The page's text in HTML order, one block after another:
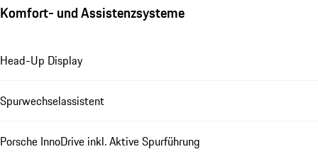
Komfort- und Assistenzsysteme
Head-Up Display
Spurwechselassistent
Porsche InnoDrive inkl. Aktive Spurführung